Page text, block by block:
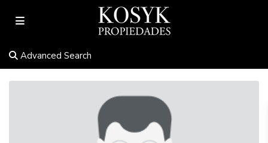
Advanced Search